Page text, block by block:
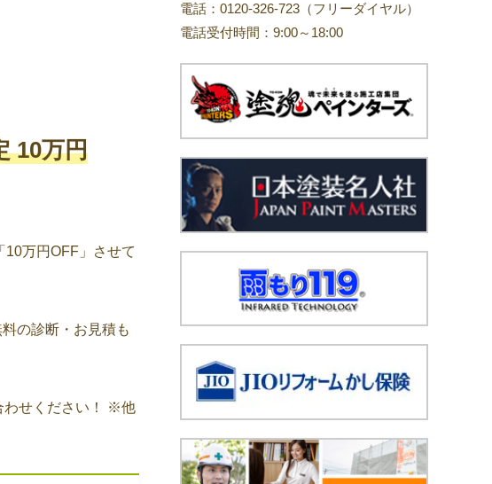
10万円
万円OFF」させて
の診断・お見積も
わせください！ ※他
電話：0120-326-723（フリーダイヤル）
電話受付時間：9:00～18:00